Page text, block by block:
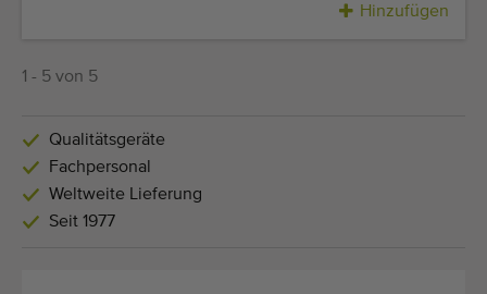
Hinzufügen
1 - 5 von 5
Qualitätsgeräte
Fachpersonal
Weltweite Lieferung
Seit 1977